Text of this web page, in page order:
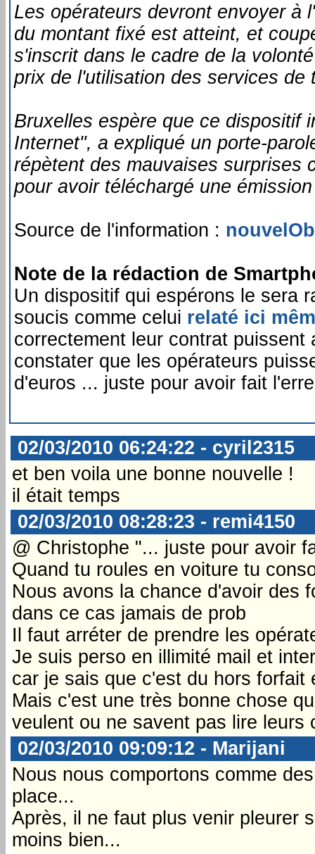
Les opérateurs devront envoyer à
du montant fixé est atteint, et
s'inscrit dans le cadre de la
prix de l'utilisation des services de
Bruxelles espère que ce dispositif
Internet", a expliqué un porte-
répètent des mauvaises surprises
pour avoir téléchargé une
Source de l'information :
Note de la rédaction de
Un dispositif qui espérons le sera
soucis comme celui relaté ici
correctement leur contrat
constater que les opérateurs
d'euros ... juste pour avoir fait
02/03/2010 06:24:22 - cyril2315
et ben voila une bonne nouvelle !
il était temps
02/03/2010 08:28:23 - remi4150
@ Christophe "... juste pour avoir
Quand tu roules en voiture tu
Nous avons la chance d'avoir des
dans ce cas jamais de prob
Il faut arréter de prendre les
Je suis perso en illimité mail et
car je sais que c'est du hors
Mais c'est une très bonne chose
veulent ou ne savent pas lire leurs
02/03/2010 09:09:12 - Marijani
Nous nous comportons comme
place...
Après, il ne faut plus venir pleurer
moins bien...